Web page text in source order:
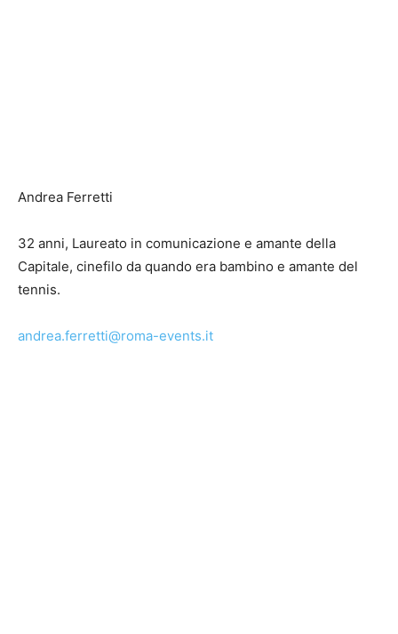
Andrea Ferretti
32 anni, Laureato in comunicazione e amante della
Capitale, cinefilo da quando era bambino e amante del
tennis.
andrea.ferretti@roma-events.it